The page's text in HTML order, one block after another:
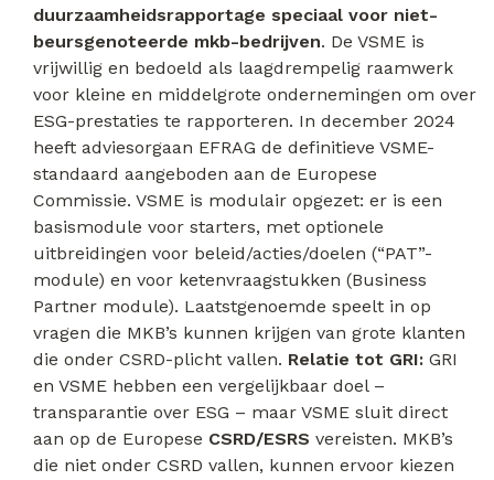
duurzaamheidsrapportage speciaal voor niet-
beursgenoteerde mkb-bedrijven. De VSME is
vrijwillig en bedoeld als laagdrempelig raamwerk
voor kleine en middelgrote ondernemingen om over
ESG-prestaties te rapporteren. In december 2024
heeft adviesorgaan EFRAG de definitieve VSME-
standaard aangeboden aan de Europese
Commissie. VSME is modulair opgezet: er is een
basismodule voor starters, met optionele
uitbreidingen voor beleid/acties/doelen (“PAT”-
module) en voor ketenvraagstukken (Business
Partner module). Laatstgenoemde speelt in op
vragen die MKB’s kunnen krijgen van grote klanten
die onder CSRD-plicht vallen. Relatie tot GRI: GRI
en VSME hebben een vergelijkbaar doel –
transparantie over ESG – maar VSME sluit direct
aan op de Europese CSRD/ESRS vereisten. MKB’s
die niet onder CSRD vallen, kunnen ervoor kiezen